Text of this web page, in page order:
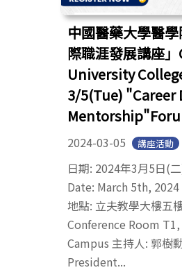
中國醫藥大學醫
際職涯發展講座
University
3/5(Tue)
2024-03-05 講座活動
日期: 2024年3月5日(
Date: March 5th,
地點: 立夫教學大樓五
Conference Room
Campus 主持人: 郭樹
President...